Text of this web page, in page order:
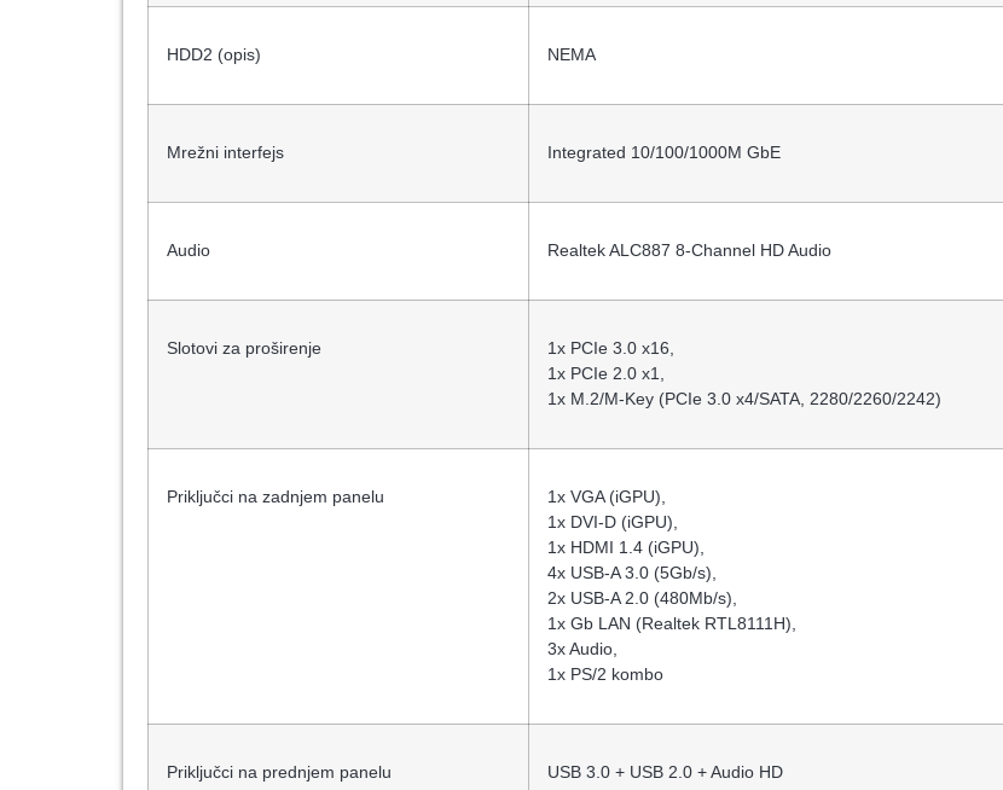
HDD2 (opis) NEMA
Mrežni interfejs Integrated 10/100/1000M GbE
Audio Realtek ALC887 8-Channel HD Audio
Slotovi za proširenje
1x PCIe 3.0 x16,
1x PCIe 2.0 x1,
1x M.2/​M-Key (PCIe 3.0 x4/​SATA, 2280/​2260/​2242)
Priključci na zadnjem panelu
1x VGA (iGPU),
1x DVI-D (iGPU),
1x HDMI 1.4 (iGPU),
4x USB-A 3.0 (5Gb/​s),
2x USB-A 2.0 (480Mb/​s),
1x Gb LAN (Realtek RTL8111H),
3x Audio,
1x PS/​2 kombo
Priključci na prednjem panelu USB 3.0 + USB 2.0 + Audio HD